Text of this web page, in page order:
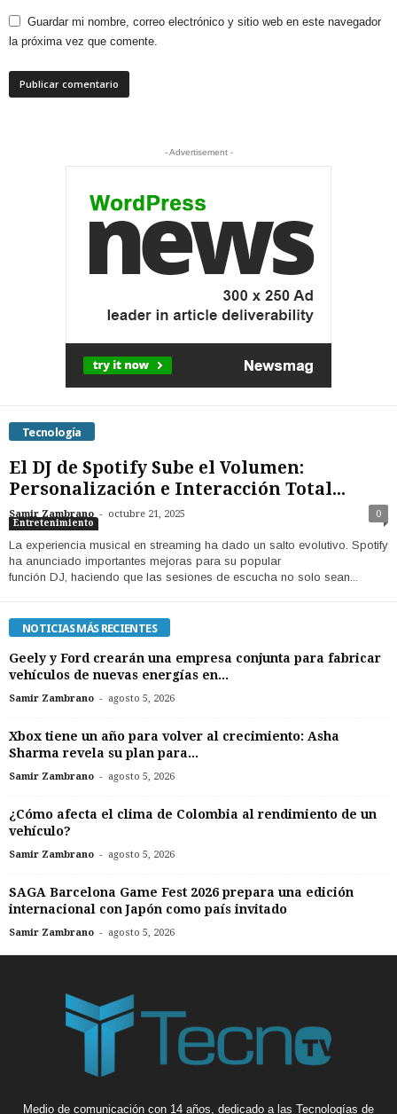
Guardar mi nombre, correo electrónico y sitio web en este navegador
la próxima vez que comente.
- Advertisement -
Tecnología
El DJ de Spotify Sube el Volumen:
Personalización e Interacción Total...
Samir Zambrano - octubre 21, 2025 0
Entretenimiento
La experiencia musical en streaming ha dado un salto evolutivo. Spotify
ha anunciado importantes mejoras para su popular
función DJ, haciendo que las sesiones de escucha no solo sean...
NOTICIAS MÁS RECIENTES
Geely y Ford crearán una empresa conjunta para fabricar
vehículos de nuevas energías en...
Samir Zambrano - agosto 5, 2026
Xbox tiene un año para volver al crecimiento: Asha
Sharma revela su plan para...
Samir Zambrano - agosto 5, 2026
¿Cómo afecta el clima de Colombia al rendimiento de un
vehículo?
Samir Zambrano - agosto 5, 2026
SAGA Barcelona Game Fest 2026 prepara una edición
internacional con Japón como país invitado
Samir Zambrano - agosto 5, 2026
Medio de comunicación con 14 años, dedicado a las Tecnologías de